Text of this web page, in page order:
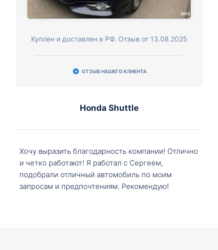
Куплен и доставлен в РФ. Отзыв от 13.08.2025
ОТЗЫВ НАШЕГО КЛИЕНТА
Honda Shuttle
Хочу выразить благодарность компании! Отлично
и четко работают! Я работал с Сергеем,
подобрали отличный автомобиль по моим
запросам и предпочтениям. Рекомендую!